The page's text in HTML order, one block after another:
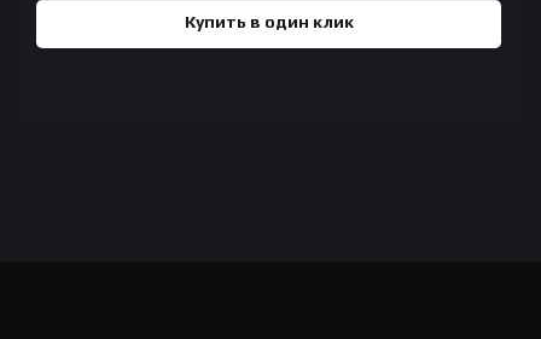
Купить в один клик